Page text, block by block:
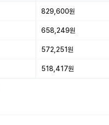
829,600원
658,249원
572,251원
518,417원